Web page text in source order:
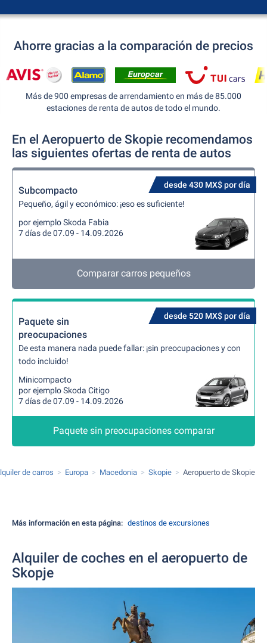
Ahorre gracias a la comparación de precios
Más de 900 empresas de arrendamiento en más de 85.000
estaciones de renta de autos de todo el mundo.
En el Aeropuerto de Skopie recomendamos
las siguientes ofertas de renta de autos
desde 430 MX$ por día
Subcompacto
Pequeño, ágil y económico: ¡eso es suficiente!
por ejemplo Skoda Fabia
7 días de 07.09 - 14.09.2026
Comparar carros pequeños
desde 520 MX$ por día
Paquete sin
preocupaciones
De esta manera nada puede fallar: ¡sin preocupaciones y con
todo incluido!
Minicompacto
por ejemplo Skoda Citigo
7 días de 07.09 - 14.09.2026
Paquete sin preocupaciones comparar
de carros Europa Macedonia Skopie Aeropuerto de Skopie
Más información en esta página: destinos de excursiones
Alquiler de coches en el aeropuerto de
Skopje